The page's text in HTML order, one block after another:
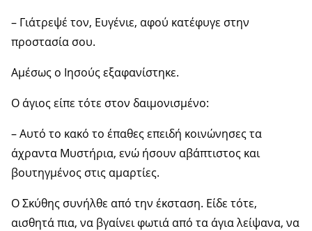
– Γιάτρεψέ τον, Ευγένιε, αφού κατέφυγε στην
προστασία σου.
Αμέσως ο Ιησούς εξαφανίστηκε.
Ο άγιος είπε τότε στον δαιμονισμένο:
– Αυτό το κακό το έπαθες επειδή κοινώνησες τα
άχραντα Μυστήρια, ενώ ήσουν αβάπτιστος και
βουτηγμένος στις αμαρτίες.
Ο Σκύθης συνήλθε από την έκσταση. Είδε τότε,
αισθητά πια, να βγαίνει φωτιά από τα άγια λείψανα, να